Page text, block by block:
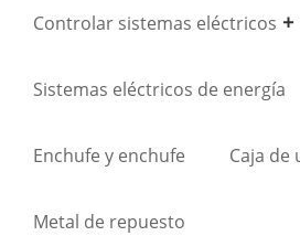
Controlar sistemas eléctricos
Sistemas eléctricos de energía
Enchufe y enchufe Caja de
Metal de repuesto